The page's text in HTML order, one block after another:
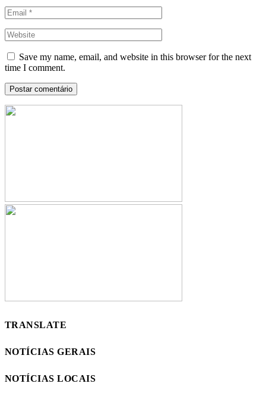
Save my name, email, and website in this browser for the next
time I comment.
TRANSLATE
NOTÍCIAS GERAIS
NOTÍCIAS LOCAIS